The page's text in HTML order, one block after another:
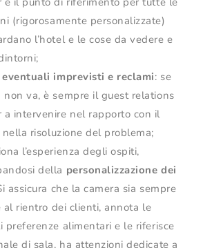
(rigorosamente personalizzate)
l’hotel e le cose da vedere e
eventuali imprevisti e reclami: se
non va, è sempre il guest relations
a intervenire nel rapporto con il
risoluzione del problema;
l’esperienza degli ospiti,
della personalizzazione dei
assicura che la camera sia sempre
al rientro dei clienti, annota le
preferenze alimentari e le riferisce
di sala, ha attenzioni dedicate a